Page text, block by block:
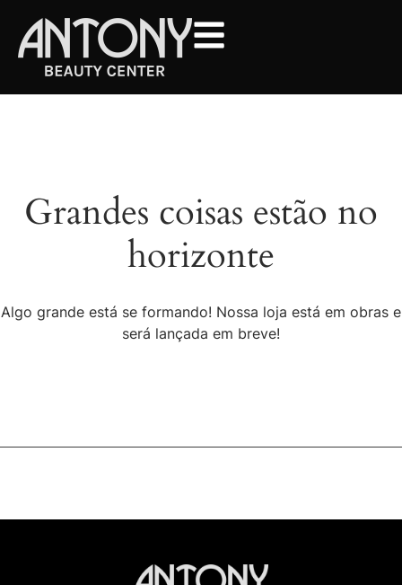
Grandes coisas estão no
horizonte
Algo grande está se formando! Nossa loja está em obras e
será lançada em breve!